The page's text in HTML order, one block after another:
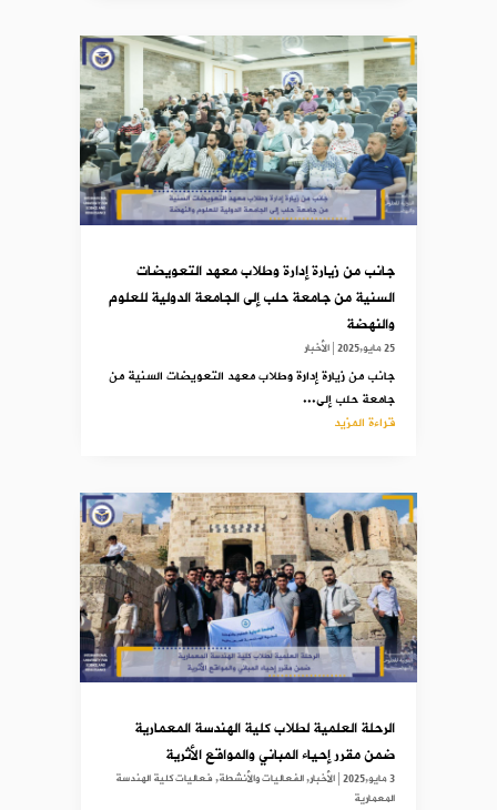
جانب من زيارة إدارة وطلاب معهد التعويضات
السنية من جامعة حلب إلى الجامعة الدولية للعلوم
والنهضة
25 مايو,2025 |الأخبار
جانب من زيارة إدارة وطلاب معهد التعويضات السنية من
جامعة حلب إلى...
قراءة المزيد
الرحلة العلمية لطلاب كلية الهندسة المعمارية
ضمن مقرر إحياء المباني والمواقع الأثرية
3 مايو,2025 |الأخبار,الفعاليات والأنشطة,فعاليات كلية الهندسة
المعمارية